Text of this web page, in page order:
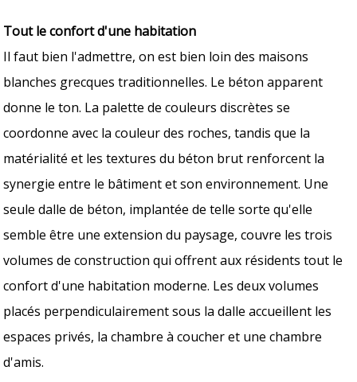
Tout le confort d'une habitation
Il faut bien l'admettre, on est bien loin des maisons
blanches grecques traditionnelles. Le béton apparent
donne le ton. La palette de couleurs discrètes se
coordonne avec la couleur des roches, tandis que la
matérialité et les textures du béton brut renforcent la
synergie entre le bâtiment et son environnement. Une
seule dalle de béton, implantée de telle sorte qu'elle
semble être une extension du paysage, couvre les trois
volumes de construction qui offrent aux résidents tout le
confort d'une habitation moderne. Les deux volumes
placés perpendiculairement sous la dalle accueillent les
espaces privés, la chambre à coucher et une chambre
d'amis.